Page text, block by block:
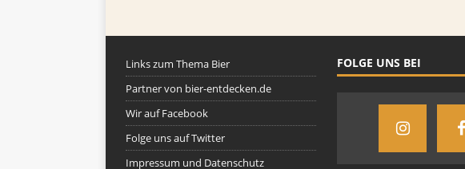
Links zum Thema Bier
Partner von bier-entdecken.de
Wir auf Facebook
Folge uns auf Twitter
Impressum und Datenschutz
FOLGE UNS BEI